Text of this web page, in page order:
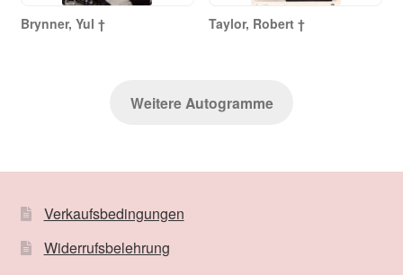
Brynner, Yul † Taylor, Robert †
Weitere Autogramme
Verkaufsbedingungen
Widerrufsbelehrung